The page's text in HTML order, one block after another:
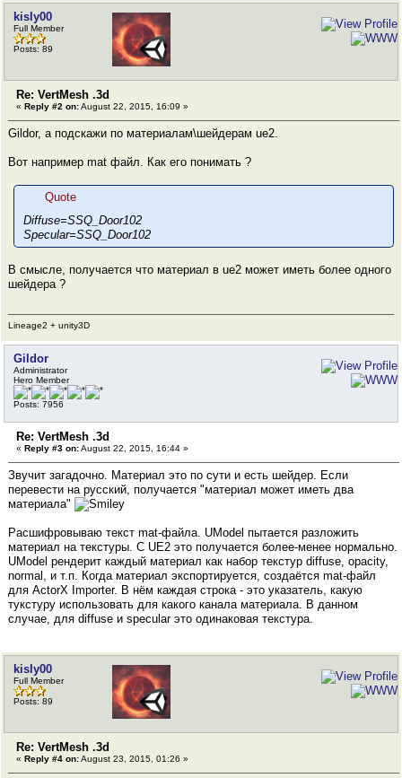
kisly00
Full Member
Posts: 89
Re: VertMesh .3d
« Reply #2 on:August 22, 2015, 16:09 »
Gildor, а подскажи по материалам\шейдерам ue2.
Вот например mat файл. Как его понимать ?
Quote
Diffuse=SSQ_Door102
Specular=SSQ_Door102
В смысле, получается что материал в ue2 может иметь более одного
шейдера ?
Lineage2 + unity3D
Gildor
Administrator
Hero Member
Posts: 7956
Re: VertMesh .3d
« Reply #3 on:August 22, 2015, 16:44 »
Звучит загадочно. Материал это по сути и есть шейдер. Если
перевести на русский, получается "материал может иметь два
материала"
Расшифровываю текст mat-файла. UModel пытается разложить
материал на текстуры. С UE2 это получается более-менее нормально.
UModel рендерит каждый материал как набор текстур diffuse, opacity,
normal, и т.п. Когда материал экспортируется, создаётся mat-файл
для ActorX Importer. В нём каждая строка - это указатель, какую
тукстуру использовать для какого канала материала. В данном
случае, для diffuse и specular это одинаковая текстура.
kisly00
Full Member
Posts: 89
Re: VertMesh .3d
« Reply #4 on:August 23, 2015, 01:26 »